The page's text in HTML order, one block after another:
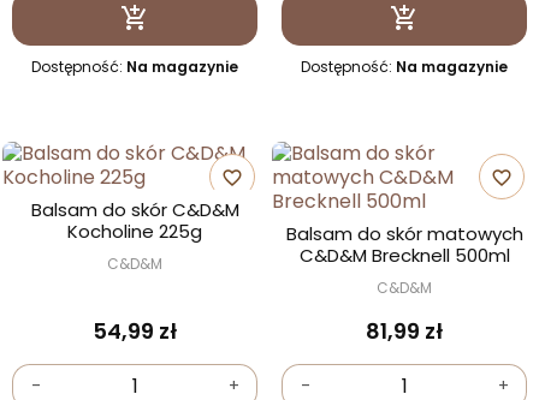
 Dodaj do koszyka
Dostępność: Na magazynie
 Dodaj do
Dostępność: Na magazynie
favorite_border
Balsam do skór C&D&M
Kocholine 225g
C&D&M
54,99 zł
- +
favorite_border
Balsam do skór matowych
C&D&M Brecknell 500ml
C&D&M
81,99 zł
- +